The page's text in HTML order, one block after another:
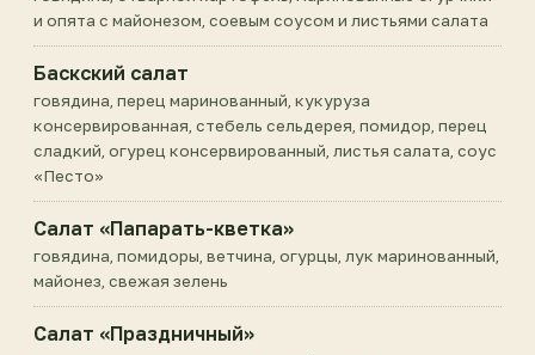
и опята с майонезом, соевым соусом и листьями салата
Баскский салат
говядина, перец маринованный, кукуруза
консервированная, стебель сельдерея, помидор, перец
сладкий, огурец консервированный, листья салата, соус
«Песто»
Салат «Папарать-кветка»
говядина, помидоры, ветчина, огурцы, лук маринованный,
майонез, свежая зелень
Салат «Праздничный»